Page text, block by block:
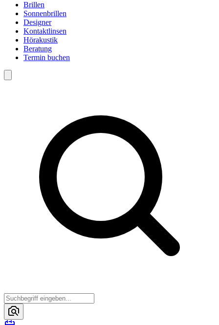
Brillen
Sonnenbrillen
Designer
Kontaktlinsen
Hörakustik
Beratung
Termin buchen